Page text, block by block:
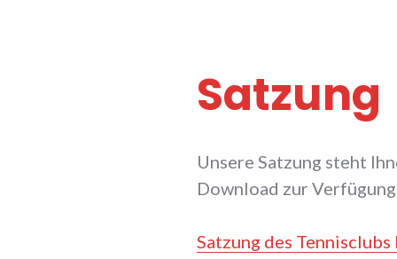
Satzung
Unsere Satzung steht
Download zur
Satzung des